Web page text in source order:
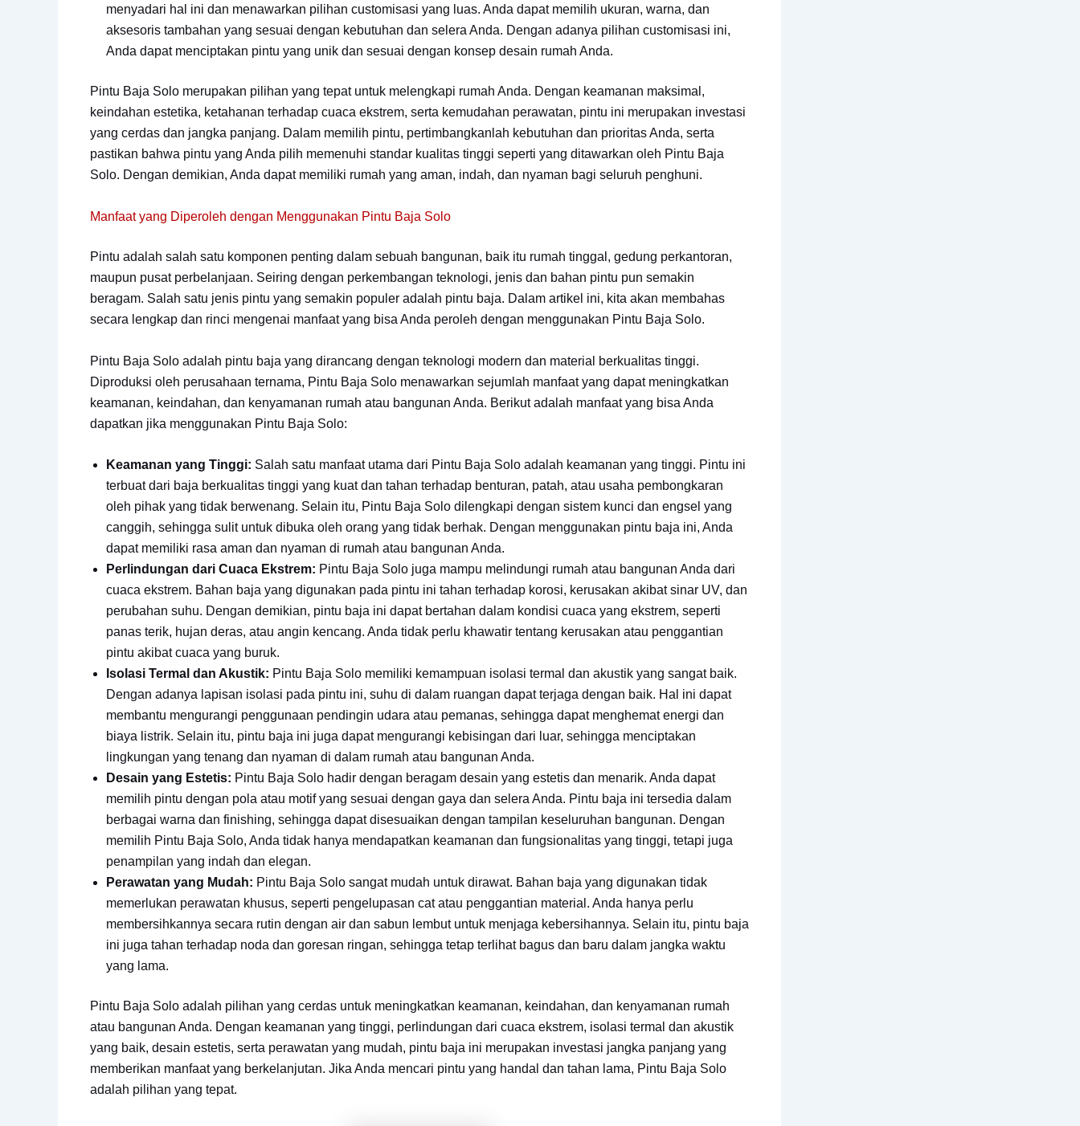
menyadari hal ini dan menawarkan pilihan customisasi yang luas. Anda dapat memilih ukuran, warna, dan
aksesoris tambahan yang sesuai dengan kebutuhan dan selera Anda. Dengan adanya pilihan customisasi ini,
Anda dapat menciptakan pintu yang unik dan sesuai dengan konsep desain rumah Anda.
Pintu Baja Solo merupakan pilihan yang tepat untuk melengkapi rumah Anda. Dengan keamanan maksimal,
keindahan estetika, ketahanan terhadap cuaca ekstrem, serta kemudahan perawatan, pintu ini merupakan investasi
yang cerdas dan jangka panjang. Dalam memilih pintu, pertimbangkanlah kebutuhan dan prioritas Anda, serta
pastikan bahwa pintu yang Anda pilih memenuhi standar kualitas tinggi seperti yang ditawarkan oleh Pintu Baja
Solo. Dengan demikian, Anda dapat memiliki rumah yang aman, indah, dan nyaman bagi seluruh penghuni.
Manfaat yang Diperoleh dengan Menggunakan Pintu Baja Solo
Pintu adalah salah satu komponen penting dalam sebuah bangunan, baik itu rumah tinggal, gedung perkantoran,
maupun pusat perbelanjaan. Seiring dengan perkembangan teknologi, jenis dan bahan pintu pun semakin
beragam. Salah satu jenis pintu yang semakin populer adalah pintu baja. Dalam artikel ini, kita akan membahas
secara lengkap dan rinci mengenai manfaat yang bisa Anda peroleh dengan menggunakan Pintu Baja Solo.
Pintu Baja Solo adalah pintu baja yang dirancang dengan teknologi modern dan material berkualitas tinggi.
Diproduksi oleh perusahaan ternama, Pintu Baja Solo menawarkan sejumlah manfaat yang dapat meningkatkan
keamanan, keindahan, dan kenyamanan rumah atau bangunan Anda. Berikut adalah manfaat yang bisa Anda
dapatkan jika menggunakan Pintu Baja Solo:
Keamanan yang Tinggi: Salah satu manfaat utama dari Pintu Baja Solo adalah keamanan yang tinggi. Pintu ini
terbuat dari baja berkualitas tinggi yang kuat dan tahan terhadap benturan, patah, atau usaha pembongkaran
oleh pihak yang tidak berwenang. Selain itu, Pintu Baja Solo dilengkapi dengan sistem kunci dan engsel yang
canggih, sehingga sulit untuk dibuka oleh orang yang tidak berhak. Dengan menggunakan pintu baja ini, Anda
dapat memiliki rasa aman dan nyaman di rumah atau bangunan Anda.
Perlindungan dari Cuaca Ekstrem: Pintu Baja Solo juga mampu melindungi rumah atau bangunan Anda dari
cuaca ekstrem. Bahan baja yang digunakan pada pintu ini tahan terhadap korosi, kerusakan akibat sinar UV, dan
perubahan suhu. Dengan demikian, pintu baja ini dapat bertahan dalam kondisi cuaca yang ekstrem, seperti
panas terik, hujan deras, atau angin kencang. Anda tidak perlu khawatir tentang kerusakan atau penggantian
pintu akibat cuaca yang buruk.
Isolasi Termal dan Akustik: Pintu Baja Solo memiliki kemampuan isolasi termal dan akustik yang sangat baik.
Dengan adanya lapisan isolasi pada pintu ini, suhu di dalam ruangan dapat terjaga dengan baik. Hal ini dapat
membantu mengurangi penggunaan pendingin udara atau pemanas, sehingga dapat menghemat energi dan
biaya listrik. Selain itu, pintu baja ini juga dapat mengurangi kebisingan dari luar, sehingga menciptakan
lingkungan yang tenang dan nyaman di dalam rumah atau bangunan Anda.
Desain yang Estetis: Pintu Baja Solo hadir dengan beragam desain yang estetis dan menarik. Anda dapat
memilih pintu dengan pola atau motif yang sesuai dengan gaya dan selera Anda. Pintu baja ini tersedia dalam
berbagai warna dan finishing, sehingga dapat disesuaikan dengan tampilan keseluruhan bangunan. Dengan
memilih Pintu Baja Solo, Anda tidak hanya mendapatkan keamanan dan fungsionalitas yang tinggi, tetapi juga
penampilan yang indah dan elegan.
Perawatan yang Mudah: Pintu Baja Solo sangat mudah untuk dirawat. Bahan baja yang digunakan tidak
memerlukan perawatan khusus, seperti pengelupasan cat atau penggantian material. Anda hanya perlu
membersihkannya secara rutin dengan air dan sabun lembut untuk menjaga kebersihannya. Selain itu, pintu baja
ini juga tahan terhadap noda dan goresan ringan, sehingga tetap terlihat bagus dan baru dalam jangka waktu
yang lama.
Pintu Baja Solo adalah pilihan yang cerdas untuk meningkatkan keamanan, keindahan, dan kenyamanan rumah
atau bangunan Anda. Dengan keamanan yang tinggi, perlindungan dari cuaca ekstrem, isolasi termal dan akustik
yang baik, desain estetis, serta perawatan yang mudah, pintu baja ini merupakan investasi jangka panjang yang
memberikan manfaat yang berkelanjutan. Jika Anda mencari pintu yang handal dan tahan lama, Pintu Baja Solo
adalah pilihan yang tepat.